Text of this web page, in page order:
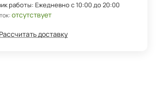
работы: Ежедневно с 10:00 до 20:00
отсутствует
Рассчитать доставку